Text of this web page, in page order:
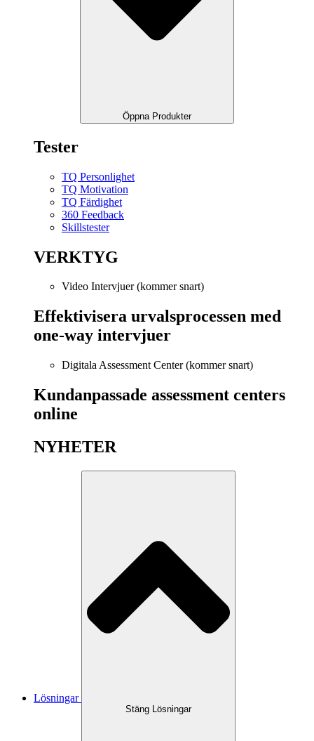
Öppna Produkter
Tester
TQ Personlighet
TQ Motivation
TQ Färdighet
360 Feedback
Skillstester
VERKTYG
Video Intervjuer (kommer snart)
Effektivisera urvalsprocessen med
one-way intervjuer
Digitala Assessment Center (kommer snart)
Kundanpassade assessment centers
online
NYHETER
Lösningar
Stäng Lösningar